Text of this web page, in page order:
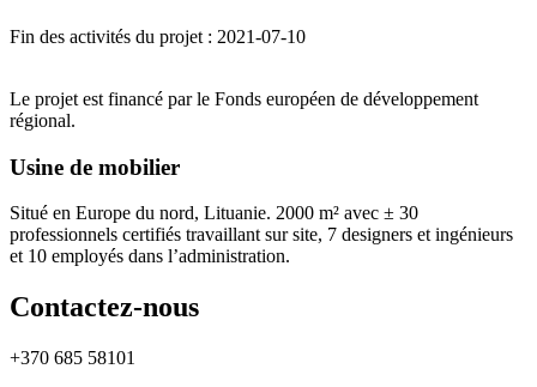
Fin des activités du projet : 2021-07-10
Le projet est financé par le Fonds européen de développement
régional.
Usine de mobilier
Situé en Europe du nord, Lituanie. 2000 m² avec ± 30
professionnels certifiés travaillant sur site, 7 designers et ingénieurs
et 10 employés dans l’administration.
Contactez-nous
+370 685 58101